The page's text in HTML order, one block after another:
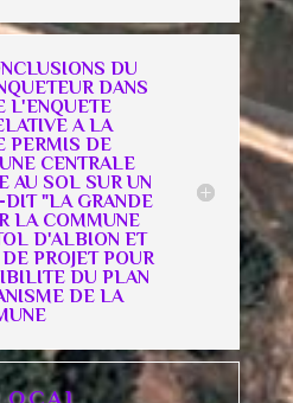
DU
DANS
L'ENQUETE
A LA
PERMIS DE
CENTRALE
AU SOL SUR UN
DIT "LA GRANDE
LA COMMUNE
D'ALBION ET
PROJET POUR
DU PLAN
DE LA